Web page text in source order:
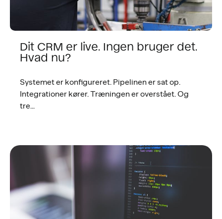
Dit CRM er live. Ingen bruger det.
Hvad nu?
Systemet er konfigureret. Pipelinen er sat op.
Integrationer kører. Træningen er overstået. Og
tre...